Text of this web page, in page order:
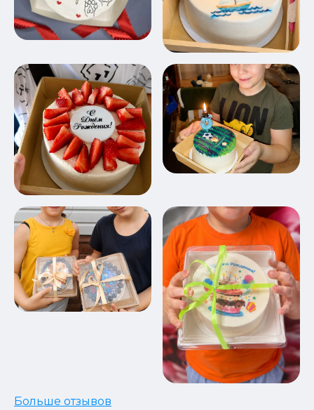
Больше отзывов